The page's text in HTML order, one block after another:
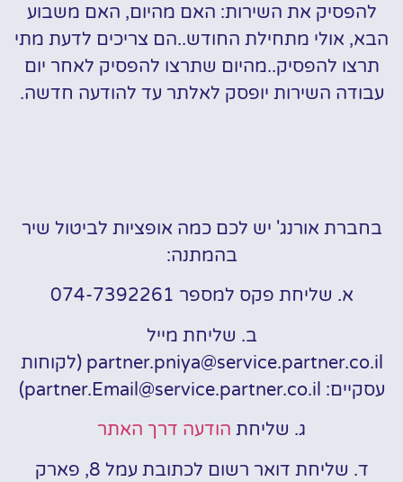
להפסיק את השירות: האם מהיום, האם משבוע
הבא, אולי מתחילת החודש..הם צריכים לדעת מתי
תרצו להפסיק..מהיום שתרצו להפסיק לאחר יום
עבודה השירות יופסק לאלתר עד להודעה חדשה.
בחברת אורנג' יש לכם כמה אופציות לביטול שיר
בהמתנה:
א. שליחת פקס למספר 074-7392261
ב. שליחת מייל
partner.pniya@service.partner.co.il (לקוחות
עסקיים: partner.Email@service.partner.co.il)
ג. שליחת הודעה דרך האתר
ד. שליחת דואר רשום לכתובת עמל 8, פארק